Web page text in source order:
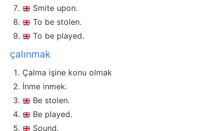
Smite upon.
To be stolen.
To be played.
çalınmak
Çalma işine konu olmak
İnme inmek.
Be stolen.
Be played.
Sound.